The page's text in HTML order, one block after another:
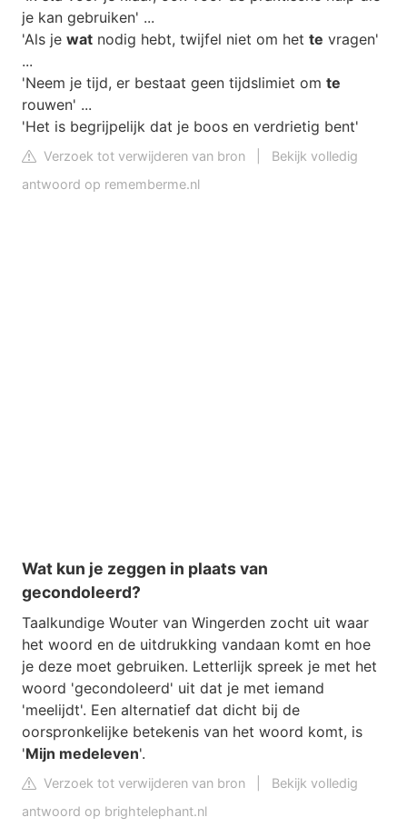
je kan gebruiken' ...
'Als je wat nodig hebt, twijfel niet om het te vragen'
...
'Neem je tijd, er bestaat geen tijdslimiet om te
rouwen' ...
'Het is begrijpelijk dat je boos en verdrietig bent'
Verzoek tot verwijderen van bron
Bekijk volledig
antwoord op rememberme.nl
Wat kun je zeggen in plaats van
gecondoleerd?
Taalkundige Wouter van Wingerden zocht uit waar
het woord en de uitdrukking vandaan komt en hoe
je deze moet gebruiken. Letterlijk spreek je met het
woord 'gecondoleerd' uit dat je met iemand
'meelijdt'. Een alternatief dat dicht bij de
oorspronkelijke betekenis van het woord komt, is
'Mijn medeleven'.
Verzoek tot verwijderen van bron
Bekijk volledig
antwoord op brightelephant.nl